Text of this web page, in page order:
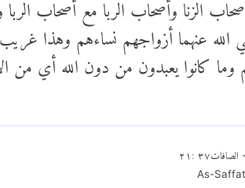
عنهما أزواجهم نساءهم وهذا
كانوا يعبدون من دون الله أي من
- الصافات٣٧:٢١
As-Saffat